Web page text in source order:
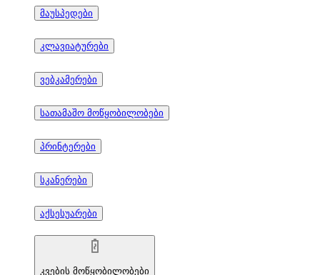
მაუსპედები
კლავიატურები
ვებკამერები
სათამაშო მოწყობილობები
პრინტერები
სკანერები
აქსესუარები
კვების მოწყობილობები